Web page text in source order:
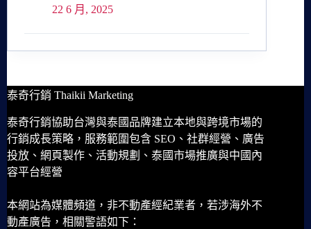
22 6 月, 2025
泰奇行銷 Thaikii Marketing
泰奇行銷協助台灣與泰國品牌建立本地與跨境市場的
行銷成長策略，服務範圍包含 SEO、社群經營、廣告
投放、網頁製作、活動規劃、泰國市場推廣與中國內
容平台經營
本網站為媒體頻道，非不動產經紀業者，若涉海外不
動產廣告，相關警語如下：